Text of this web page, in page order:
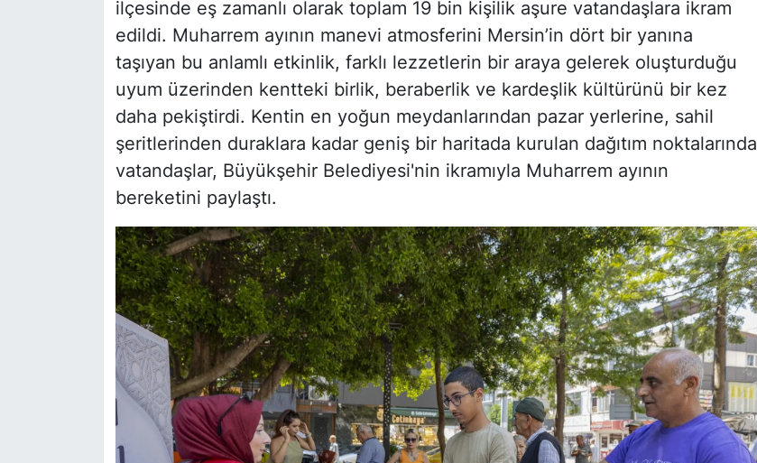
ilçesinde eş zamanlı olarak toplam 19 bin kişilik aşure vatandaşlara ikram
edildi. Muharrem ayının manevi atmosferini Mersin’in dört bir yanına
taşıyan bu anlamlı etkinlik, farklı lezzetlerin bir araya gelerek oluşturduğu
uyum üzerinden kentteki birlik, beraberlik ve kardeşlik kültürünü bir kez
daha pekiştirdi. Kentin en yoğun meydanlarından pazar yerlerine, sahil
şeritlerinden duraklara kadar geniş bir haritada kurulan dağıtım noktalarında
vatandaşlar, Büyükşehir Belediyesi'nin ikramıyla Muharrem ayının
bereketini paylaştı.